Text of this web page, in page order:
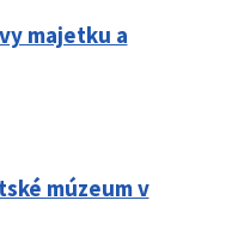
majetku a
múzeum v